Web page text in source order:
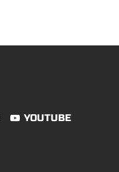
YOUTUBE